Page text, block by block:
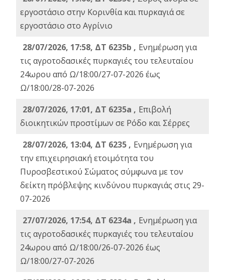
εργοστάσιο στην Κορινθία και πυρκαγιά σε
εργοστάσιο στο Αγρίνιο
28/07/2026, 17:58, ΔΤ 6235b , Ενημέρωση για
τις αγροτοδασικές πυρκαγιές του τελευταίου
24ωρου από Ω/18:00/27-07-2026 έως
Ω/18:00/28-07-2026
28/07/2026, 17:01, ΔΤ 6235a , Eπιβολή
διοικητικών προστίμων σε Ρόδο και Σέρρες
28/07/2026, 13:04, ΔΤ 6235 , Ενημέρωση για
την επιχειρησιακή ετοιμότητα του
Πυροσβεστικού Σώματος σύμφωνα με τον
δείκτη πρόβλεψης κινδύνου πυρκαγιάς στις 29-
07-2026
27/07/2026, 17:54, ΔΤ 6234a , Ενημέρωση για
τις αγροτοδασικές πυρκαγιές του τελευταίου
24ωρου από Ω/18:00/26-07-2026 έως
Ω/18:00/27-07-2026